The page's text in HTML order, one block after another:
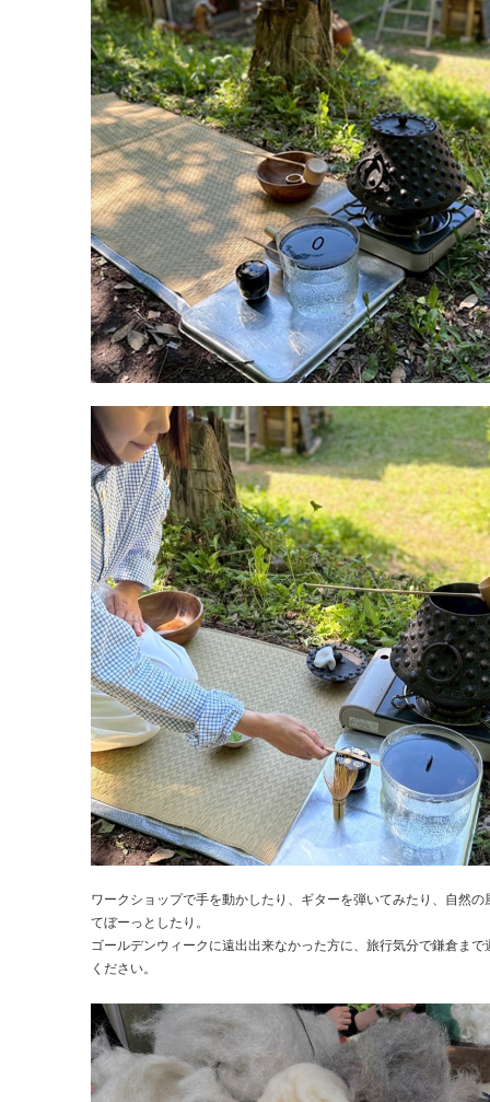
ワークショップで手を動かしたり、ギターを弾いてみたり、自然の
てぼーっとしたり。
ゴールデンウィークに遠出出来なかった方に、旅行気分で鎌倉まで
ください。